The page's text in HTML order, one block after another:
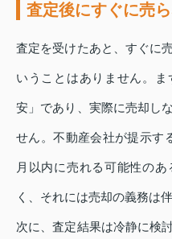
査定後にすぐに売
査定を受けたあと、すぐに
いうことはありません。
安」であり、実際に売却し
せん。不動産会社が提示す
月以内に売れる可能性の
く、それには売却の義務は
次に、査定結果は冷静に検